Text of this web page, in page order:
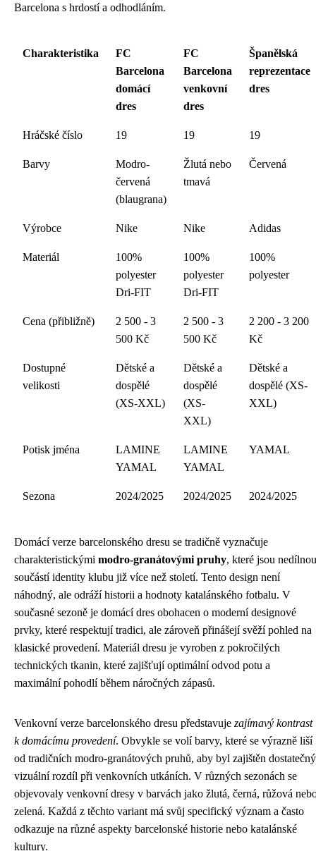
Barcelona s hrdostí a odhodláním.
Charakteristika
FC
Barcelona
domácí
dres
FC
Barcelona
venkovní
dres
Španělská
reprezentace
dres
Hráčské číslo 19 19 19
Barvy
Modro-
červená
(blaugrana)
Žlutá nebo
tmavá
Červená
Výrobce Nike Nike Adidas
Materiál
100%
polyester
Dri-FIT
100%
polyester
Dri-FIT
100%
polyester
Cena (přibližně)
2 500 - 3
500 Kč
2 500 - 3
500 Kč
2 200 - 3 200
Kč
Dostupné
velikosti
Dětské a
dospělé
(XS-XXL)
Dětské a
dospělé
(XS-
XXL)
Dětské a
dospělé (XS-
XXL)
Potisk jména
LAMINE
YAMAL
LAMINE
YAMAL
YAMAL
Sezona 2024/2025 2024/2025 2024/2025
Domácí verze barcelonského dresu se tradičně vyznačuje
charakteristickými modro-granátovými pruhy, které jsou nedílnou
součástí identity klubu již více než století. Tento design není
náhodný, ale odráží historii a hodnoty katalánského fotbalu. V
současné sezoně je domácí dres obohacen o moderní designové
prvky, které respektují tradici, ale zároveň přinášejí svěží pohled na
klasické provedení. Materiál dresu je vyroben z pokročilých
technických tkanin, které zajišťují optimální odvod potu a
maximální pohodlí během náročných zápasů.
Venkovní verze barcelonského dresu představuje zajímavý kontrast
k domácímu provedení. Obvykle se volí barvy, které se výrazně liší
od tradičních modro-granátových pruhů, aby byl zajištěn dostatečný
vizuální rozdíl při venkovních utkáních. V různých sezonách se
objevovaly venkovní dresy v barvách jako žlutá, černá, růžová
zelená. Každá z těchto variant má svůj specifický význam a často
odkazuje na různé aspekty barcelonské historie nebo katalánské
kultury.